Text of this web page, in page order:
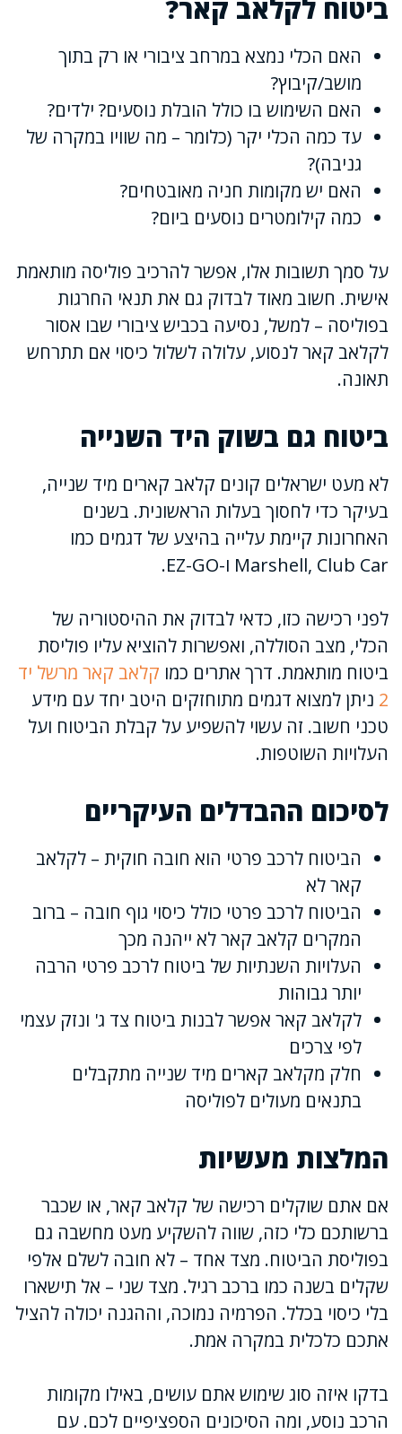
ביטוח לקלאב קאר?
האם הכלי נמצא במרחב ציבורי או רק בתוך
מושב/קיבוץ?
האם השימוש בו כולל הובלת נוסעים? ילדים?
עד כמה הכלי יקר (כלומר – מה שוויו במקרה של
גניבה)?
האם יש מקומות חניה מאובטחים?
כמה קילומטרים נוסעים ביום?
על סמך תשובות אלו, אפשר להרכיב פוליסה מותאמת
אישית. חשוב מאוד לבדוק גם את תנאי החרגות
בפוליסה – למשל, נסיעה בכביש ציבורי שבו אסור
לקלאב קאר לנסוע, עלולה לשלול כיסוי אם תתרחש
תאונה.
ביטוח גם בשוק היד השנייה
לא מעט ישראלים קונים קלאב קארים מיד שנייה,
בעיקר כדי לחסוך בעלות הראשונית. בשנים
האחרונות קיימת עלייה בהיצע של דגמים כמו
Marshell, Club Car ו-EZ-GO.
לפני רכישה כזו, כדאי לבדוק את ההיסטוריה של
הכלי, מצב הסוללה, ואפשרות להוציא עליו פוליסת
ביטוח מותאמת. דרך אתרים כמו קלאב קאר מרשל יד
2 ניתן למצוא דגמים מתוחזקים היטב יחד עם מידע
טכני חשוב. זה עשוי להשפיע על קבלת הביטוח ועל
העלויות השוטפות.
לסיכום ההבדלים העיקריים
הביטוח לרכב פרטי הוא חובה חוקית – לקלאב
קאר לא
הביטוח לרכב פרטי כולל כיסוי גוף חובה – ברוב
המקרים קלאב קאר לא ייהנה מכך
העלויות השנתיות של ביטוח לרכב פרטי הרבה
יותר גבוהות
לקלאב קאר אפשר לבנות ביטוח צד ג' ונזק עצמי
לפי צרכים
חלק מקלאב קארים מיד שנייה מתקבלים
בתנאים מעולים לפוליסה
המלצות מעשיות
אם אתם שוקלים רכישה של קלאב קאר, או שכבר
ברשותכם כלי כזה, שווה להשקיע מעט מחשבה גם
בפוליסת הביטוח. מצד אחד – לא חובה לשלם אלפי
שקלים בשנה כמו ברכב רגיל. מצד שני – אל תישארו
בלי כיסוי בכלל. הפרמיה נמוכה, וההגנה יכולה להציל
אתכם כלכלית במקרה אמת.
בדקו איזה סוג שימוש אתם עושים, באילו מקומות
הרכב נוסע, ומה הסיכונים הספציפיים לכם. עם